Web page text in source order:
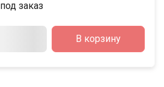
под заказ
В корзину